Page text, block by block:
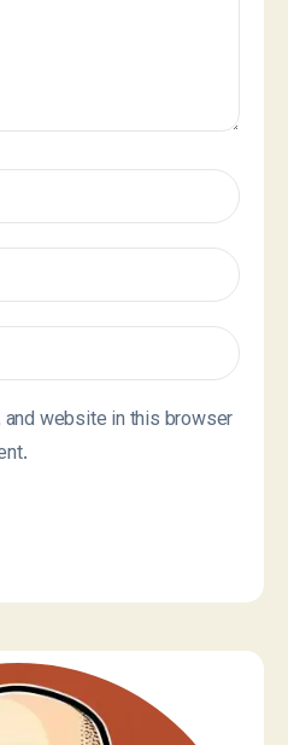
and website in this browser